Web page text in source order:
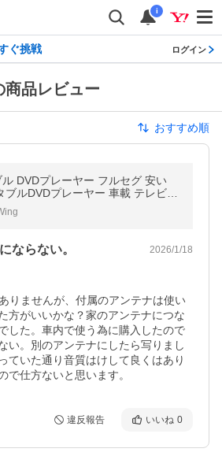
i
ぐ挑戦 ログイン
商品レビュー
おすすめ順
ル DVDプレーヤー フルセグ 安い
ブルDVDプレーヤー 車載 テレビ
コンパクト 本体 地デジ 搭載 10.1
アンテナ不要
ならない。 2026/1/18
りませんが、付属のアンテナは使い
方がいいかな？家のアンテナにつな
した。車内で使う為に購入したので
い。別のアンテナにしたら写りまし
ていた通り音質はけして良くはあり
で仕方ないと思います。
違反報告 いいね 0